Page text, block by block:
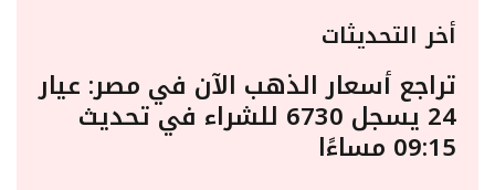
أخر التحديثات
تراجع أسعار الذهب الآن في مصر: عيار
24 يسجل 6730 للشراء في تحديث
09:15 مساءًا